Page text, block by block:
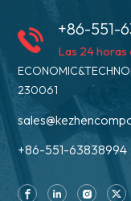
+86-551-
Las 24 horas
230061
+86-551-63838994